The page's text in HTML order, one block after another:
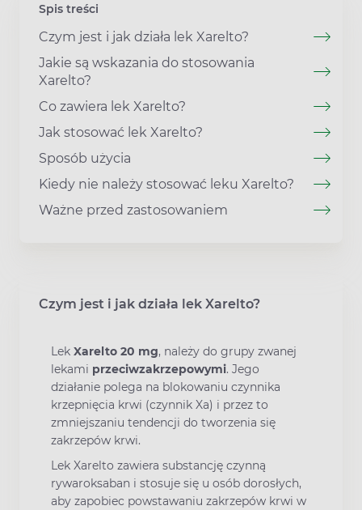
Spis treści
Czym jest i jak działa lek Xarelto?
Jakie są wskazania do stosowania
Xarelto?
Co zawiera lek Xarelto?
Jak stosować lek Xarelto?
Sposób użycia
Kiedy nie należy stosować leku Xarelto?
Ważne przed zastosowaniem
Czym jest i jak działa lek Xarelto?
Lek Xarelto 20 mg, należy do grupy zwanej
lekami przeciwzakrzepowymi. Jego
działanie polega na blokowaniu czynnika
krzepnięcia krwi (czynnik Xa) i przez to
zmniejszaniu tendencji do tworzenia się
zakrzepów krwi.
Lek Xarelto zawiera substancję czynną
rywaroksaban i stosuje się u osób dorosłych,
aby zapobiec powstawaniu zakrzepów krwi w